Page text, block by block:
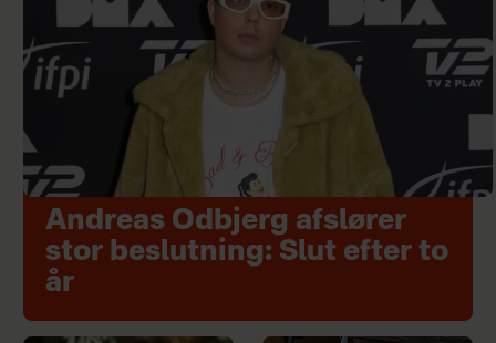
Andreas Odbjerg afslører
stor beslutning: Slut efter to
år